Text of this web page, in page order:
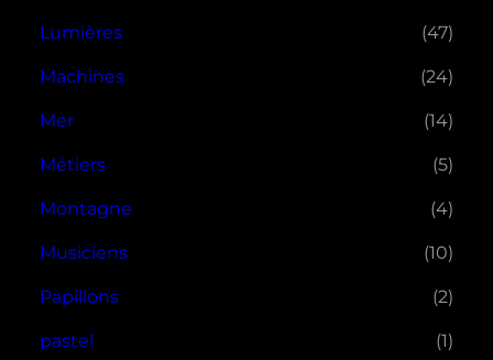
Lumières (47)
Machines (24)
Mer (14)
Métiers (5)
Montagne (4)
Musiciens (10)
Papillons (2)
pastel (1)